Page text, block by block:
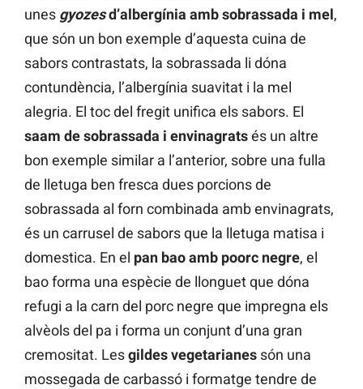
unes gyozesd’albergínia amb sobrassada i mel,
que són un bon exemple d’aquesta cuina de
sabors contrastats, la sobrassada li dóna
contundència, l’albergínia suavitat i la mel
alegria. El toc del fregit unifica els sabors. El
saam de sobrassada i envinagratsés un altre
bon exemple similar a l’anterior, sobre una fulla
de lletuga ben fresca dues porcions de
sobrassada al forn combinada amb envinagrats,
és un carrusel de sabors que la lletuga matisa i
domestica. En el pan bao amb poorc negre, el
bao forma una espècie de llonguet que dóna
refugi a la carn del porc negre que impregna els
alvèols del pa i forma un conjunt d’una gran
cremositat. Lesgildes vegetarianes són una
mossegada de carbassó i formatge tendre de